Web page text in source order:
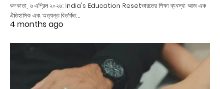
কলকাতা, ৬ এপ্রিল ২০২৬: India's Education Resetভারতের শিক্ষা ব্যবস্থা আজ এক
ঐতিহাসিক এবং অত্যন্ত বিতর্কিত…
4 months ago